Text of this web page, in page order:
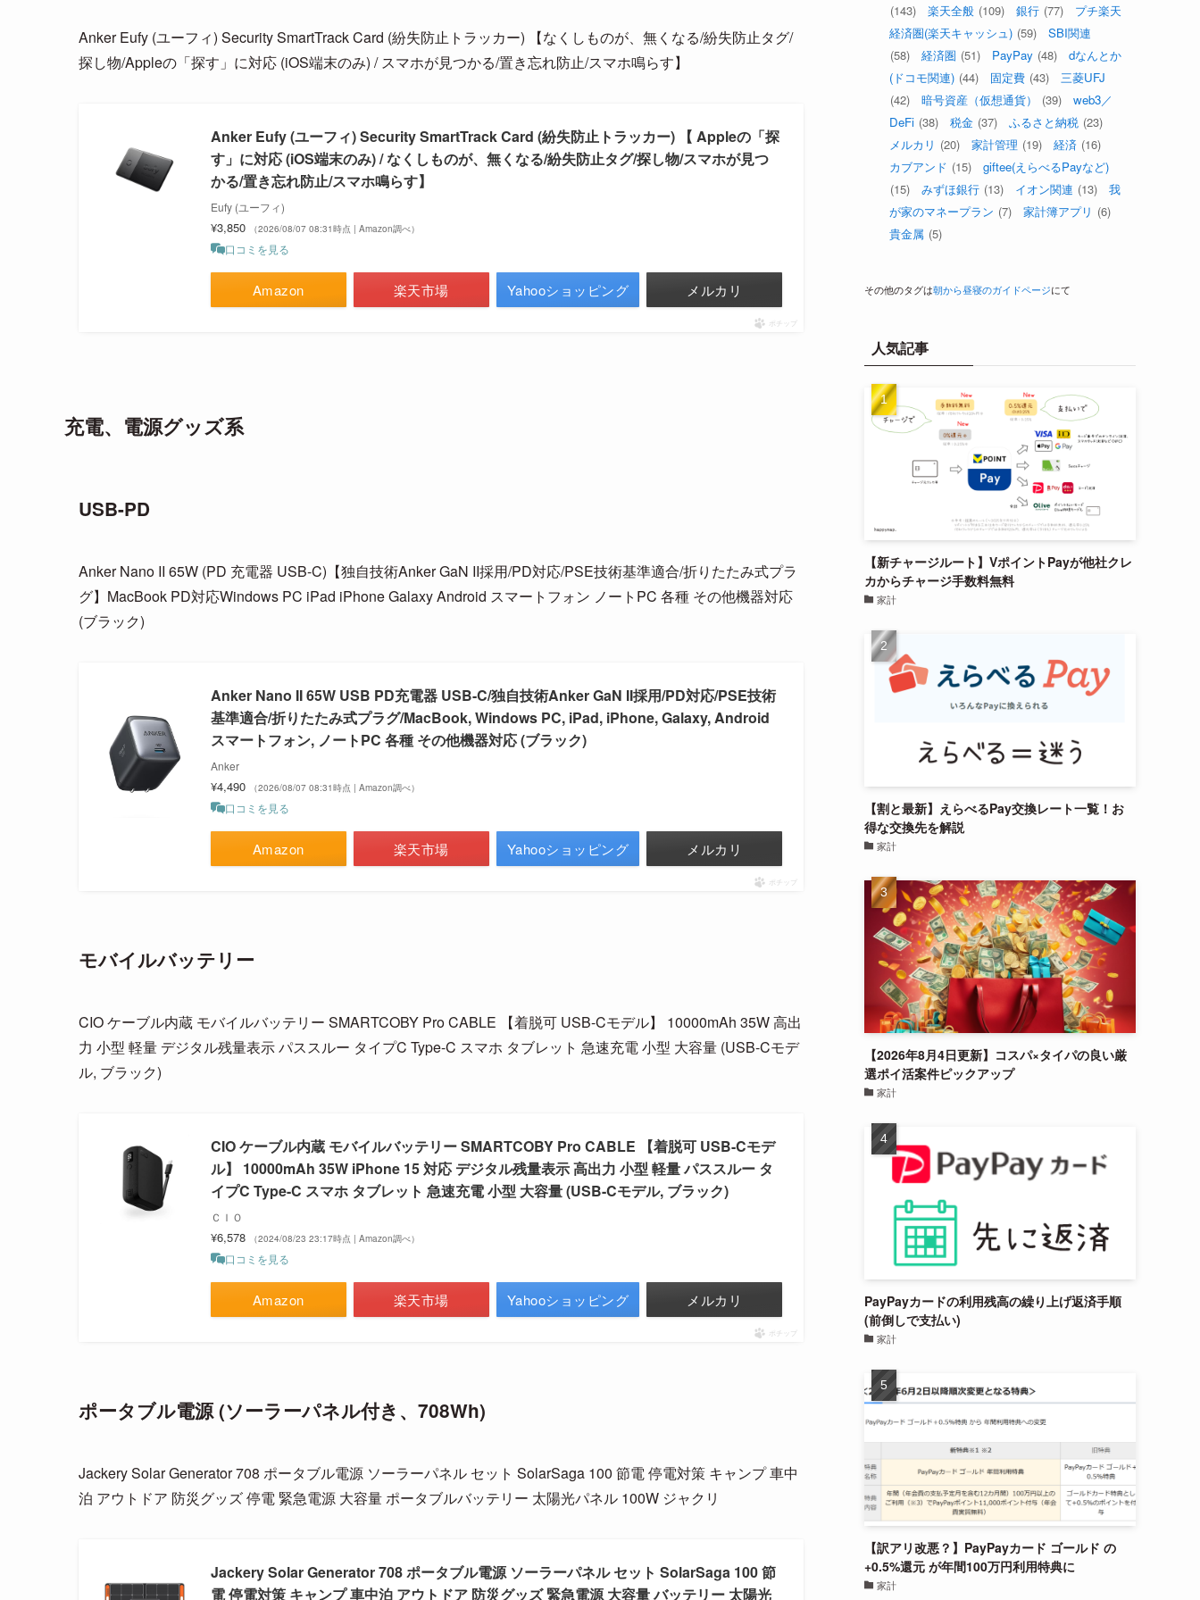
Anker Eufy (ユーフィ) Security SmartTrack Card (紛失防止トラッカー) 【なくしものが、無くなる/紛失防止タグ/
探し物/Appleの「探す」に対応 (iOS端末のみ) / スマホが見つかる/置き忘れ防止/スマホ鳴らす】
Anker Eufy (ユーフィ) Security SmartTrack Card (紛失防止トラッカー) 【 Appleの「探
す」に対応 (iOS端末のみ) / なくしものが、無くなる/紛失防止タグ/探し物/スマホが見つ
かる/置き忘れ防止/スマホ鳴らす】
Eufy (ユーフィ)
¥3,850 （2026/08/07 08:31時点 | Amazon調べ）
口コミを見る
Amazon 楽天市場 Yahooショッピング メルカリ
ポチップ
充電、電源グッズ系
USB-PD
Anker Nano II 65W (PD 充電器 USB-C)【独自技術Anker GaN II採用/PD対応/PSE技術基準適合/折りたたみ式プラ
グ】MacBook PD対応Windows PC iPad iPhone Galaxy Android スマートフォン ノートPC 各種 その他機器対応
(ブラック)
Anker Nano II 65W USB PD充電器 USB-C/独自技術Anker GaN II採用/PD対応/PSE技術
基準適合/折りたたみ式プラグ/MacBook, Windows PC, iPad, iPhone, Galaxy, Android
スマートフォン, ノートPC 各種 その他機器対応 (ブラック)
Anker
¥4,490 （2026/08/07 08:31時点 | Amazon調べ）
口コミを見る
Amazon 楽天市場 Yahooショッピング メルカリ
ポチップ
モバイルバッテリー
CIO ケーブル内蔵 モバイルバッテリー SMARTCOBY Pro CABLE 【着脱可 USB-Cモデル】 10000mAh 35W 高出
力 小型 軽量 デジタル残量表示 パススルー タイプC Type-C スマホ タブレット 急速充電 小型 大容量 (USB-Cモデ
ル, ブラック)
CIO ケーブル内蔵 モバイルバッテリー SMARTCOBY Pro CABLE 【着脱可 USB-Cモデ
ル】 10000mAh 35W iPhone 15 対応 デジタル残量表示 高出力 小型 軽量 パススルー タ
イプC Type-C スマホ タブレット 急速充電 小型 大容量 (USB-Cモデル, ブラック)
ＣＩＯ
¥6,578 （2024/08/23 23:17時点 | Amazon調べ）
口コミを見る
Amazon 楽天市場 Yahooショッピング メルカリ
ポチップ
ポータブル電源 (ソーラーパネル付き、708Wh)
Jackery Solar Generator 708 ポータブル電源 ソーラーパネル セット SolarSaga 100 節電 停電対策 キャンプ 車中
泊 アウトドア 防災グッズ 停電 緊急電源 大容量 ポータブルバッテリー 太陽光パネル 100W ジャクリ
Jackery Solar Generator 708 ポータブル電源 ソーラーパネル セット SolarSaga 100 節
電 停電対策 キャンプ 車中泊 アウトドア 防災グッズ 緊急電源 大容量 バッテリー 太陽光
(143) 楽天全般 (109) 銀行 (77)
プチ楽天
経済圏(楽天キャッシュ) (59)
SBI関連
(58)
経済圏 (51) PayPay (48)
dなんとか
(ドコモ関連) (44) 固定費 (43)
三菱UFJ
(42)
暗号資産（仮想通貨） (39)
web3／
DeFi (38) 税金 (37) ふるさと納税 (23)
メルカリ (20) 家計管理 (19) 経済 (16)
カブアンド (15)
giftee(えらべるPayなど)
(15)
みずほ銀行 (13) イオン関連 (13)
我
が家のマネープラン (7) 家計簿アプリ (6)
貴金属 (5)
その他のタグは朝から昼寝のガイドページにて
人気記事
【新チャージルート】VポイントPayが他社クレ
カからチャージ手数料無料
家計
【割と最新】えらべるPay交換レート一覧！お
得な交換先を解説
家計
【2026年8月4日更新】コスパ×タイパの良い厳
選ポイ活案件ピックアップ
家計
PayPayカードの利用残高の繰り上げ返済手順
(前倒しで支払い)
家計
【訳アリ改悪？】PayPayカード ゴールド の
+0.5%還元 が年間100万円利用特典に
家計